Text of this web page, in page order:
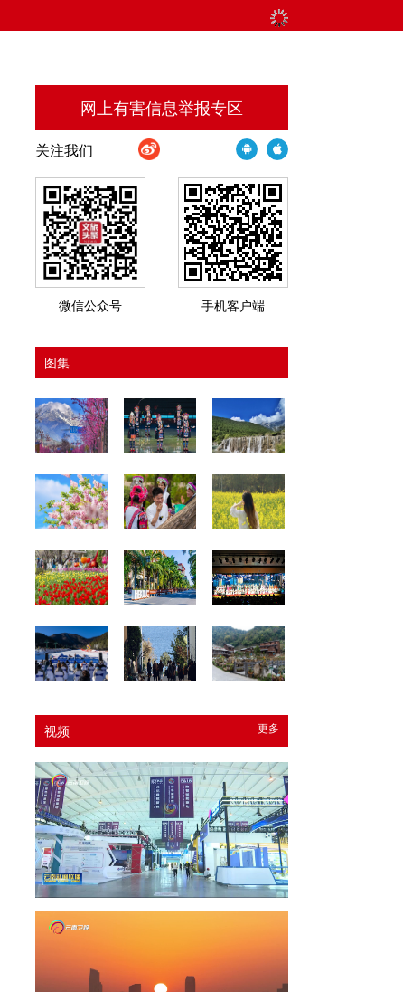
网上有害信息举报专区
关注我们
微信公众号 手机客户端
图集
更多
视频